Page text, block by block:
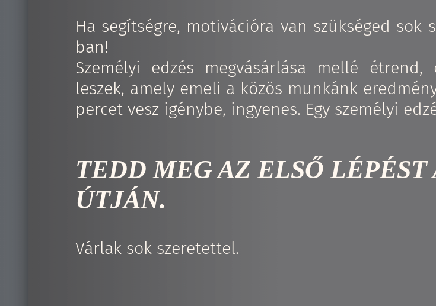
Ha segítségre, motivációra van szükséged sok
ban!
Személyi edzés megvásárlása mellé
leszek, amely emeli a közös munkánk
percet vesz igénybe, ingyenes. Egy személyi
TEDD MEG AZ ELSŐ
ÚTJÁN.
Várlak sok szeretettel.